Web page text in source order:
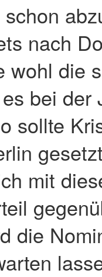
nach
wohl die
bei
sollte
mit
die